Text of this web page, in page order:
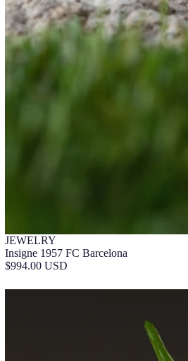
JEWELRY
Insigne 1957 FC Barcelona
$994.00 USD